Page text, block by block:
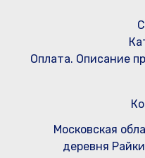
Оплата. Описание
Московская
деревня